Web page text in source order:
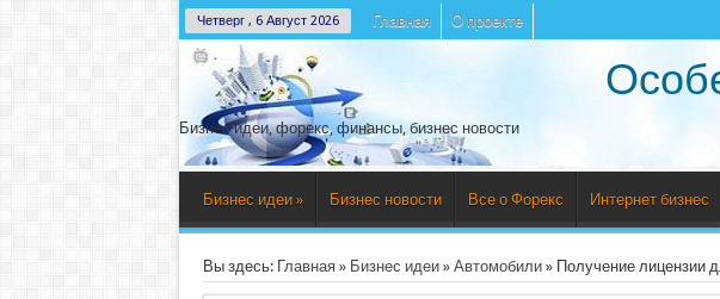
Четверг , 6 Август 2026 Главная О проекте
Бизнес идеи, форекс, финансы, бизнес новости
Бизнес идеи » Бизнес новости Все о Форекс Интернет бизнес
Вы здесь: Главная» Бизнес идеи» Автомобили» Получение лицензии